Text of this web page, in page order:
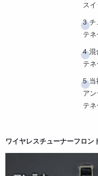
ス
チ
テネ
混
テネ
当
ア
テネ
ワイヤレスチューナーフロン